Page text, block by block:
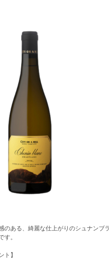
のある、綺麗な仕上がりのシュナン
す。
ト】